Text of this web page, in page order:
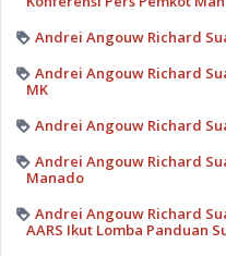
Andrei Angouw Richard
Andrei Angouw Richard
MK
Andrei Angouw Richard
Andrei Angouw Richard
Manado
Andrei Angouw Richard
AARS Ikut Lomba Panduan